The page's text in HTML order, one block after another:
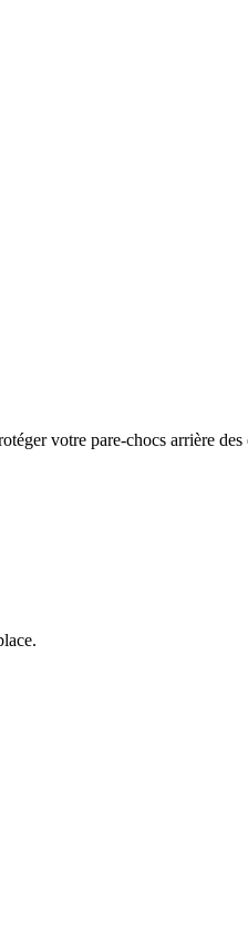
votre pare-chocs arrière